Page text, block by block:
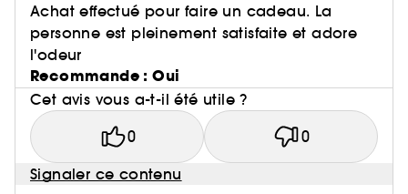
Achat effectué pour faire un cadeau. La
personne est pleinement satisfaite et adore
l'odeur
Recommande : Oui
Cet avis vous a-t-il été utile ?
0 0
Signaler ce contenu